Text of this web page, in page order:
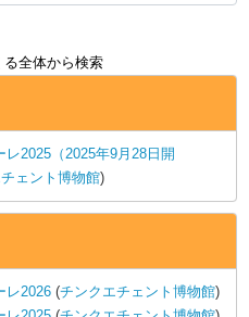
る全体から検索
レ2025（2025年9月28日開
ェント博物館)
レ2026 (チンクエチェント博物館)